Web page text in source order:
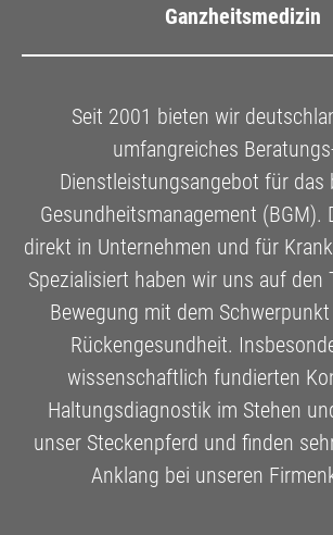
Ganzheitsmedizin
Seit 2001 bieten wir
umfangreiches
Dienstleistungsangebot für das
Gesundheitsmanagement (BGM).
direkt in Unternehmen und für
Spezialisiert haben wir uns auf den
Bewegung mit dem
Rückengesundheit.
wissenschaftlich fundierten
Haltungsdiagnostik im Stehen
unser Steckenpferd und finden
Anklang bei unseren